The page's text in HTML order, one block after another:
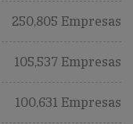
250,805 Empresas
105,537 Empresas
100,631 Empresas